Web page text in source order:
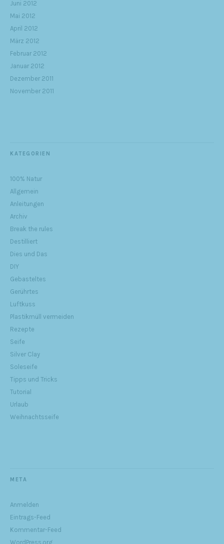
Juni 2012
Mai 2012
April 2012
März 2012
Februar 2012
Januar 2012
Dezember 2011
November 2011
KATEGORIEN
100% Natur
Allgemein
Anleitungen
Archiv
Break the rules
Destilliert
Dies und Das
DIY
Gebasteltes
Gerührtes
Luftkuss
Plastikmüll vermeiden
Rezepte
Seife
Silver Clay
Soleseife
Tipps und Tricks
Tutorial
Urlaub
Weihnachtsseife
META
Anmelden
Eintrags-Feed
Kommentar-Feed
WordPress.org